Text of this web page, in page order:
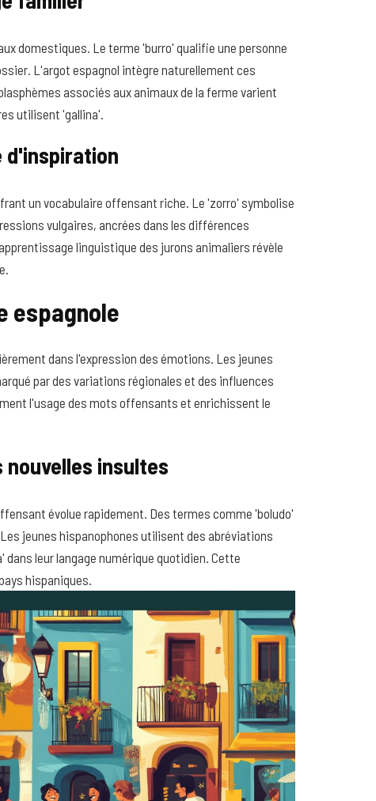
domestiques. Le terme 'burro' qualifie une personne
L'argot espagnol intègre naturellement ces
associés aux animaux de la ferme varient
utilisent 'gallina'.
d'inspiration
un vocabulaire offensant riche. Le 'zorro' symbolise
vulgaires, ancrées dans les différences
linguistique des jurons animaliers révèle
espagnole
dans l'expression des émotions. Les jeunes
par des variations régionales et des influences
l'usage des mots offensants et enrichissent le
insultes
évolue rapidement. Des termes comme 'boludo'
jeunes hispanophones utilisent des abréviations
leur langage numérique quotidien. Cette
hispaniques.